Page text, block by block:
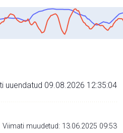
uuendatud 09.08.2026 12:35:04
Viimati muudetud: 13.06.2025 09:53